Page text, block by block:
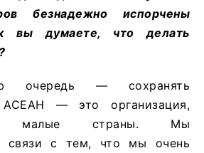
безнадежно испорчены
вы думаете, что делать
— сохранять
АСЕАН — это организация,
малые страны. Мы
связи с тем, что мы очень